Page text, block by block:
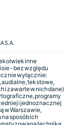
S.A.
inne
- bez względu
nie wyłącznie:
tekstowe,
i zawarte w nich dane)
programy
i jednoznacznej
w Warszawie,
sposób ich